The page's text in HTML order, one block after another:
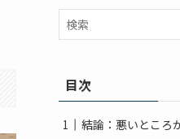
目次
結論：悪いところ